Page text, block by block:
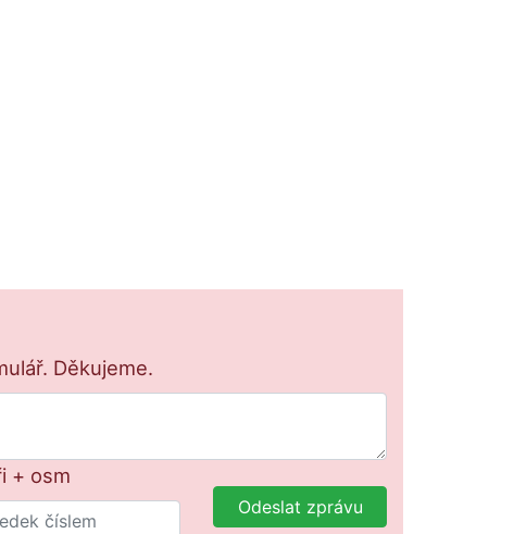
Děkujeme.
+ osm
Odeslat zprávu